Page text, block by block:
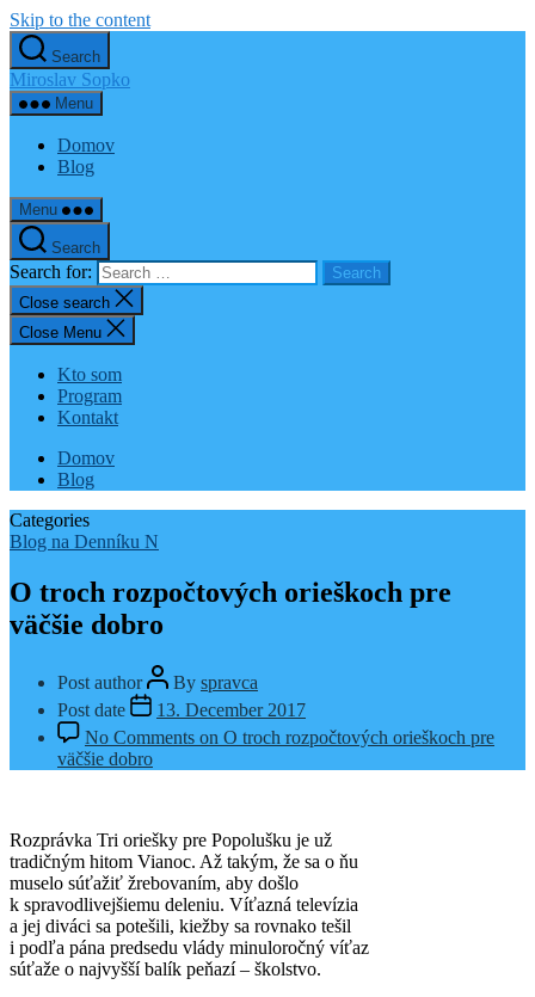
Skip to the content
Search
Miroslav Sopko
Menu
Domov
Blog
Menu
Search
Search for:
Close search
Close Menu
Kto som
Program
Kontakt
Domov
Blog
Categories
Blog na Denníku N
O troch rozpočtových orieškoch pre
väčšie dobro
Post author By spravca
Post date
13. December 2017
No Comments on O troch rozpočtových orieškoch pre
väčšie dobro
Rozprávka Tri oriešky pre Popolušku je už
tradičným hitom Vianoc. Až takým, že sa o ňu
muselo súťažiť žrebovaním, aby došlo
k spravodlivejšiemu deleniu. Víťazná televízia
a jej diváci sa potešili, kiežby sa rovnako tešil
i podľa pána predsedu vlády minuloročný víťaz
súťaže o najvyšší balík peňazí – školstvo.